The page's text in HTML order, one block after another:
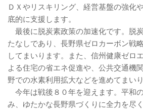
ＤＸやリスキリング、経営基盤の強化
底的に支援します。
最後に脱炭素政策の加速化です。脱
たなしであり、長野県ゼロカーボン戦
してまいります。また、信州健康ゼロ
よる住宅の省エネ促進や、公共交通機
野での水素利用拡大などを進めてまいり
今年は戦後８０年を迎えます。平和
み、ゆたかな長野県づくりに全力を尽